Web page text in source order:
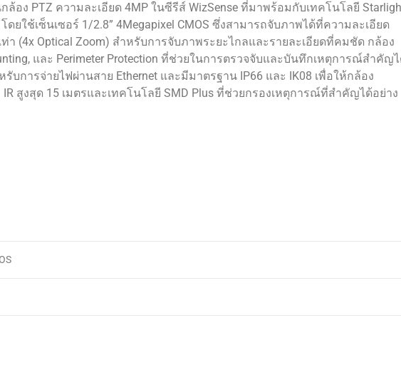
กล้อง PTZ ความละเอียด 4MP ในซีรีส์ WizSense ที่มาพร้อมกับเทคโนโลยี
ใช้เซ็นเซอร์ 1/2.8” 4Megapixel CMOS ซึ่งสามารถจับภาพได้ที่ความละเอียด
า (4x Optical Zoom) สำหรับการจับภาพระยะไกลและรายละเอียดที่คมชัด กล้อง
และ Perimeter Protection ที่ช่วยในการตรวจจับและบันทึกเหตุการณ์สำคัญ
บการจ่ายไฟผ่านสาย Ethernet และมีมาตรฐาน IP66 และ IK08 เพื่อให้กล้อง
สูงสุด 15 เมตรและเทคโนโลยี SMD Plus ที่ช่วยกรองเหตุการณ์ที่สำคัญได้อย่าง